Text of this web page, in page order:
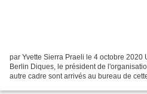
par Yvette Sierra Praeli le 4 octobre
Berlin Diques, le président de
autre cadre sont arrivés au bureau de